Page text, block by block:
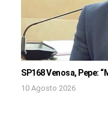
SP168 Venosa, Pepe:
10 Agosto 2026